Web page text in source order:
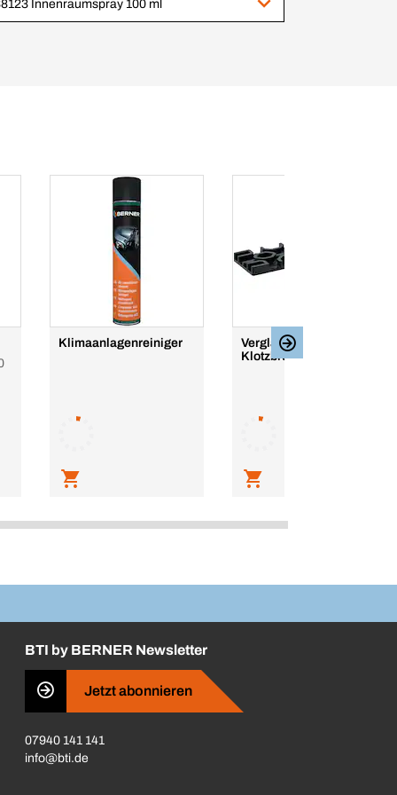
Innenraumspray 100 ml
Klimaanlagenreiniger
Verglasungsklotz /
Klotzbrücke, 50 x 5
BTI by BERNER Newsletter
Jetzt abonnieren
07940 141 141
info@bti.de